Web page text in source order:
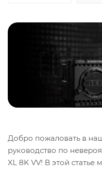
Добро пожаловать в
руководство по
XL 8K VV! В этой статье